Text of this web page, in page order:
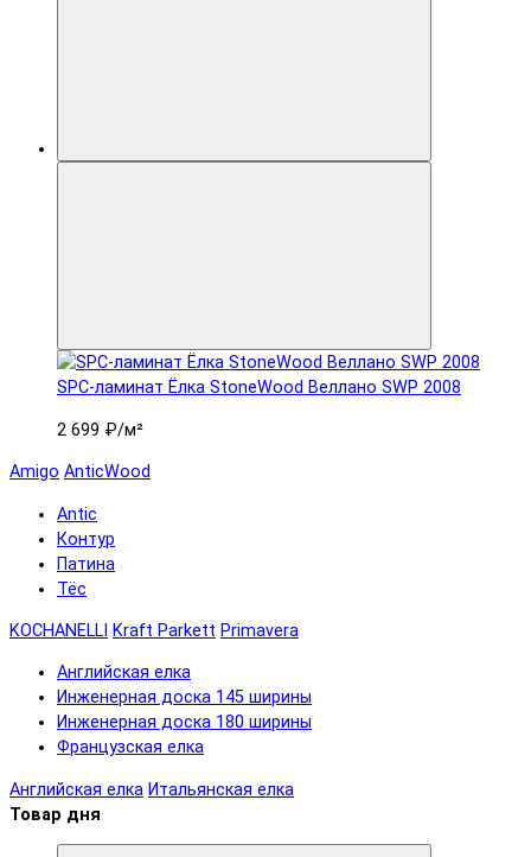
SPC-ламинат Ëлка StoneWood Веллано SWP 2008
2 699 ₽/м²
Amigo AnticWood
Antic
Контур
Патина
Тёс
KOCHANELLI Kraft Parkett Primavera
Английская елка
Инженерная доска 145 ширины
Инженерная доска 180 ширины
Французская елка
Английская елка Итальянская елка
Товар дня